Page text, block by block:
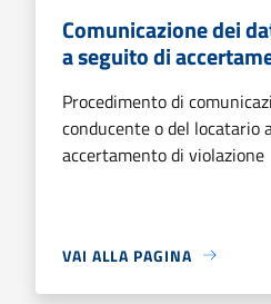
Comunicazione dei
a seguito di
Procedimento di
conducente o del locatario
accertamento di violazione
VAI ALLA PAGINA